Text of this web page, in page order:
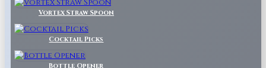
Vortex Straw Spoon
Cocktail Picks
Bottle Opener